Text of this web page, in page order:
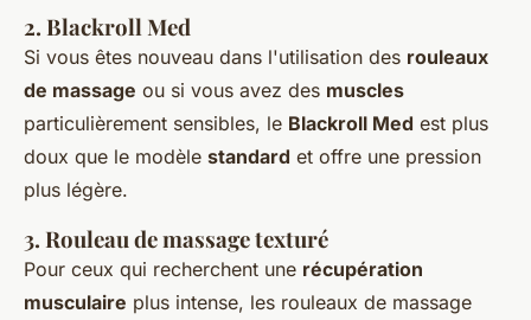
2. Blackroll Med
Si vous êtes nouveau dans l'utilisation des rouleaux
de massage ou si vous avez des muscles
particulièrement sensibles, le Blackroll Med est plus
doux que le modèle standard et offre une pression
plus légère.
3. Rouleau de massage texturé
Pour ceux qui recherchent une récupération
musculaire plus intense, les rouleaux de massage